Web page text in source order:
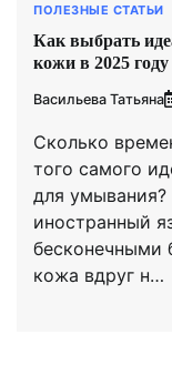
ПОЛЕЗНЫЕ СТАТЬИ
Как выбрать
кожи в 2025 году
Васильева Татьяна
Сколько
того самого
для
иностранный
бесконечными
кожа вдруг н…